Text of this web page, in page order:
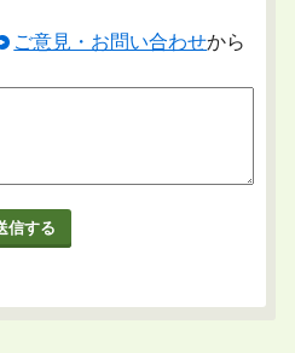
ご意見・お問い合わせから